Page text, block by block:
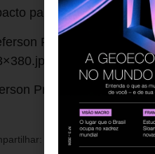
para o negócio.
Propheta é diretor-